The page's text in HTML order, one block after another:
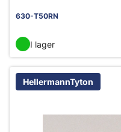
630-T50RN
I lager
HellermannTyton